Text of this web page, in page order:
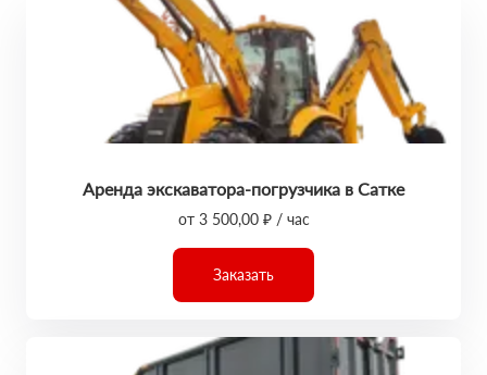
Аренда экскаватора-погрузчика в Сатке
от 3 500,00 ₽ / час
Заказать